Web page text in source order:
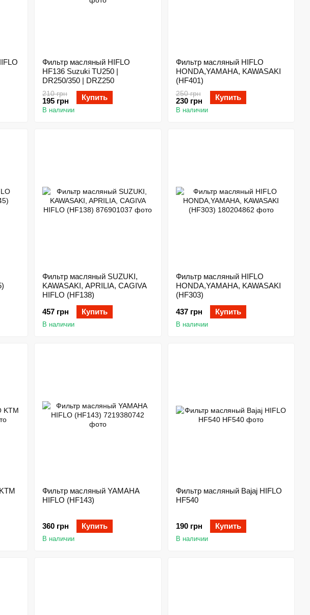
Фильтр масляный HIFLO
HF136 Suzuki TU250 |
DR250/350 | DRZ250
210 грн
195 грн Купить
В наличии
Фильтр масляный HIFLO
HONDA,YAMAHA, KAWASAKI
(HF401)
250 грн
230 грн Купить
В наличии
Фильтр масляный SUZUKI,
KAWASAKI, APRILIA, CAGIVA
HIFLO (HF138)
457 грн
Купить
В наличии
Фильтр масляный HIFLO
HONDA,YAMAHA, KAWASAKI
(HF303)
437 грн
Купить
В наличии
Фильтр масляный YAMAHA
HIFLO (HF143)
360 грн Купить
В наличии
Фильтр масляный Bajaj HIFLO
HF540
190 грн Купить
В наличии